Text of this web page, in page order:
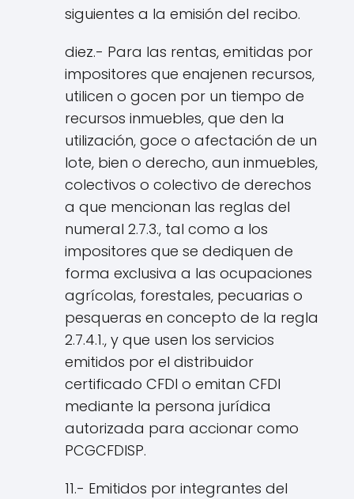
siguientes a la emisión del recibo.
diez.- Para las rentas, emitidas por
impositores que enajenen recursos,
utilicen o gocen por un tiempo de
recursos inmuebles, que den la
utilización, goce o afectación de un
lote, bien o derecho, aun inmuebles,
colectivos o colectivo de derechos
a que mencionan las reglas del
numeral 2.7.3., tal como a los
impositores que se dediquen de
forma exclusiva a las ocupaciones
agrícolas, forestales, pecuarias o
pesqueras en concepto de la regla
2.7.4.1., y que usen los servicios
emitidos por el distribuidor
certificado CFDI o emitan CFDI
mediante la persona jurídica
autorizada para accionar como
PCGCFDISP.
11.- Emitidos por integrantes del